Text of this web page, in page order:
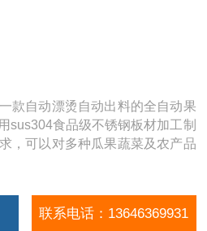
款自动漂烫自动出料的全自动果
sus304食品级不锈钢板材加工制
，可以对多种瓜果蔬菜及农产品
联系电话：13646369931